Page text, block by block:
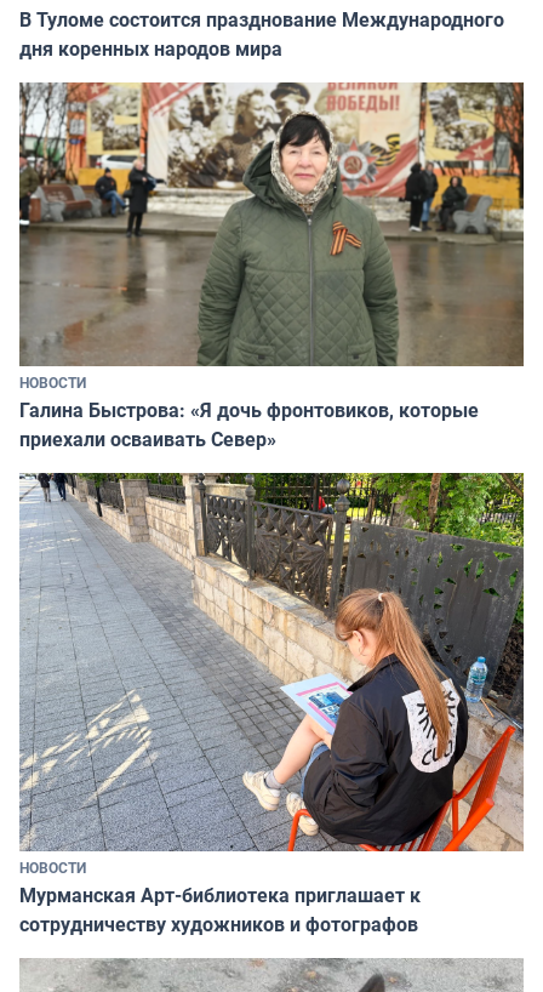
В Туломе состоится празднование Международного
дня коренных народов мира
НОВОСТИ
Галина Быстрова: «Я дочь фронтовиков, которые
приехали осваивать Север»
НОВОСТИ
Мурманская Арт-библиотека приглашает к
сотрудничеству художников и фотографов